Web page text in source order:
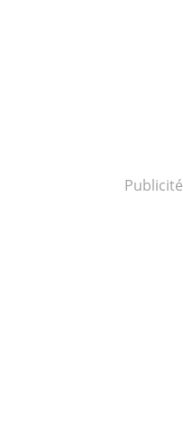
Publicité